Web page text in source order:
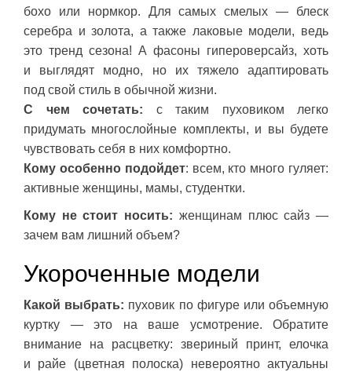
бохо или нормкор. Для самых смелых — блеск
серебра и золота, а также лаковые модели, ведь
это тренд сезона! А фасоны гипероверсайз, хоть
и выглядят модно, но их тяжело адаптировать
под свой стиль в обычной жизни.
С чем сочетать: с таким пуховиком легко
придумать многослойные комплекты, и вы будете
чувствовать себя в них комфортно.
Кому особенно подойдет: всем, кто много гуляет:
активные женщины, мамы, студентки.
Кому не стоит носить: женщинам плюс сайз —
зачем вам лишний объем?
Укороченные модели
Какой выбрать: пуховик по фигуре или объемную
куртку — это на ваше усмотрение. Обратите
внимание на расцветку: звериный принт, елочка
и райе (цветная полоска) невероятно актуальны